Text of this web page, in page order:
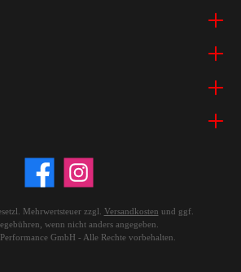
Mehrwertsteuer zzgl. Versandkosten und ggf.
wenn nicht anders angegeben.
GmbH - Alle Rechte vorbehalten.